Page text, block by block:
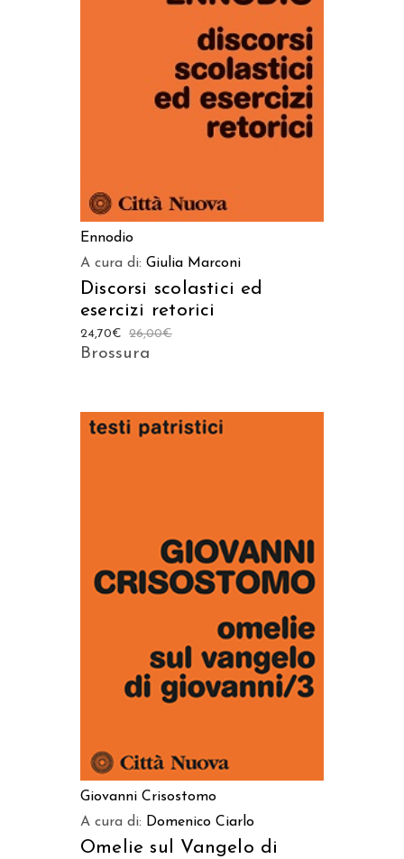
AGGIUNGI AL CARRELLO
Ennodio
A cura di: Giulia Marconi
Discorsi scolastici ed
esercizi retorici
26,00€
24,70€
Brossura
AGGIUNGI AL CARRELLO
Giovanni Crisostomo
A cura di: Domenico Ciarlo
Omelie sul Vangelo di